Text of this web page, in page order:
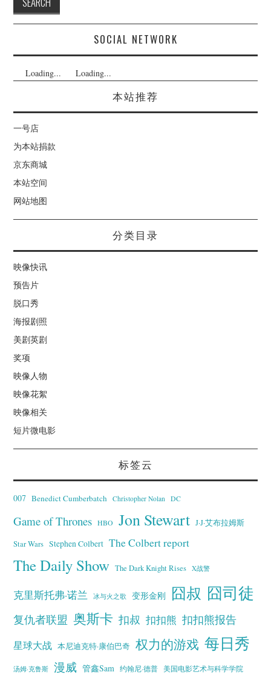
SOCIAL NETWORK
Loading... Loading...
本站推荐
一号店
为本站捐款
京东商城
本站空间
网站地图
分类目录
映像快讯
预告片
脱口秀
海报剧照
美剧英剧
奖项
映像人物
映像花絮
映像相关
短片微电影
标签云
007 Benedict Cumberbatch Christopher Nolan DC
Game of Thrones HBO Jon Stewart J·J·艾布拉姆斯
Star Wars Stephen Colbert The Colbert report
The Daily Show The Dark Knight Rises X战警
克里斯托弗·诺兰 冰与火之歌 变形金刚 囧叔 囧司徒
复仇者联盟 奥斯卡 扣叔 扣扣熊 扣扣熊报告
星球大战 本尼迪克特·康伯巴奇 权力的游戏 每日秀
汤姆·克鲁斯 漫威 管鑫Sam 约翰尼·德普
美国电影艺术与科学学院